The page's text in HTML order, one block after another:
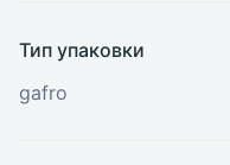
Тип упаковки
gafro